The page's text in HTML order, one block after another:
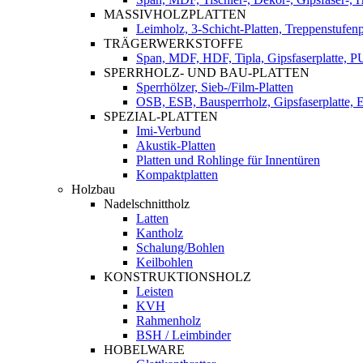
MASSIVHOLZPLATTEN
Leimholz, 3-Schicht-Platten,
TRÄGERWERKSTOFFE
Span, MDF, HDF, Tipla, Gipsfaserplatte,
SPERRHOLZ- UND BAU-PLATTEN
Sperrhölzer, Sieb-/Film-Platten
OSB, ESB, Bausperrholz, Gipsfaserplatte,
SPEZIAL-PLATTEN
Imi-Verbund
Akustik-Platten
Platten und Rohlinge für Innentüren
Kompaktplatten
Holzbau
Nadelschnittholz
Latten
Kantholz
Schalung/Bohlen
Keilbohlen
KONSTRUKTIONSHOLZ
Leisten
KVH
Rahmenholz
BSH / Leimbinder
HOBELWARE